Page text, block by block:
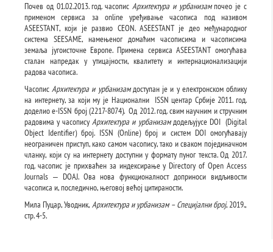
Пoчев oд 01.02.2013. год. часопис Архитектура и урбанизампочео је с
применом сервиса за оnline уређивање часописа под називом
ASEESTANТ, који је развио CEON. ASEESTANТ је део међународног
система SEESAME, намењеног домаћим часописима и часописима
земаља југоисточне Европе. Примена сервиса ASEESTANT омогућава
сталан напредак у утицајности, квалитету и интернационализацији
радова часописа.
ЧасописАрхитектура и урбанизамдоступан је и у електронском облику
на интернету, за који му је Национални ISSN центар Србије 2011. год.
доделио e-ISSN број (2217-8074). Од 2012. год. свим научним и стручним
радовима у часописуАрхитектура и урбанизамдодељујусе DOI (Digital
Object Identifier) број. ISSN (Online) број и систем DOI омогућавају
неограничен приступ, како самом часопису, тако и сваком појединачном
чланку, који су на интернету доступни у формату пуног текста. Од 2017.
год. часопис је прихваћен за индексирање у Directory of Open Access
Journals ‒ DOAJ. Ова нова функционалност доприноси видљивости
часописа и, последично, његовој већој цитираности.
Мила Пуцар, Уводник, Архитектура и урбанизам – Специјални број, 2019.,
стр. 4-5.